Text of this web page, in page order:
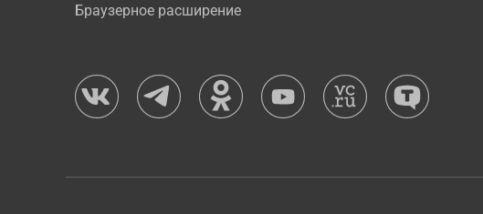
Браузерное расширение